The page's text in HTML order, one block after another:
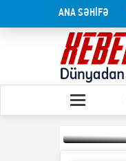
ANA SƏHİFƏ